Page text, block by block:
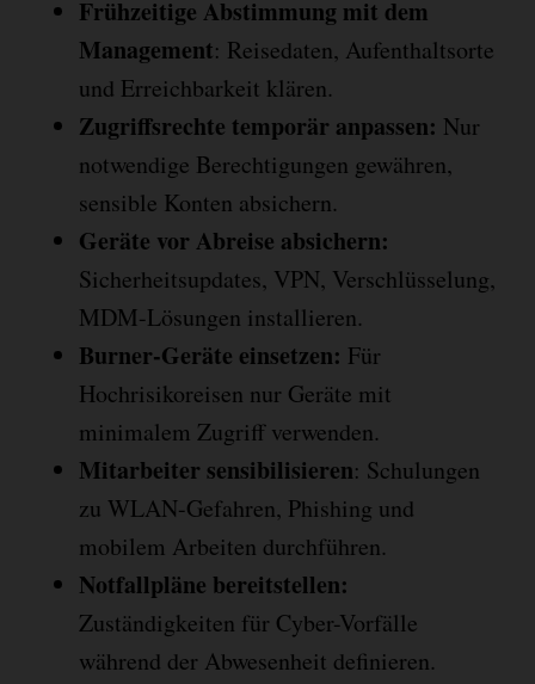
Frühzeitige Abstimmung mit dem
Management: Reisedaten, Aufenthaltsorte
und Erreichbarkeit klären.
Zugriffsrechte temporär anpassen: Nur
notwendige Berechtigungen gewähren,
sensible Konten absichern.
Geräte vor Abreise absichern:
Sicherheitsupdates, VPN, Verschlüsselung,
MDM-Lösungen installieren.
Burner-Geräte einsetzen: Für
Hochrisikoreisen nur Geräte mit
minimalem Zugriff verwenden.
Mitarbeiter sensibilisieren: Schulungen
zu WLAN-Gefahren, Phishing und
mobilem Arbeiten durchführen.
Notfallpläne bereitstellen:
Zuständigkeiten für Cyber-Vorfälle
während der Abwesenheit definieren.